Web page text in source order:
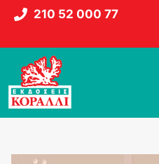
Μετάβαση
περιεχόμενο
210 52 000 77